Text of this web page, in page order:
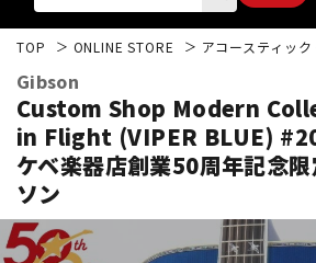
エレキギター
TOP ONLINE STORE アコースティッ
Gibson
Custom Shop Modern
in Flight (VIPER BLUE)
ケベ楽器店創業50周年記念
ソン